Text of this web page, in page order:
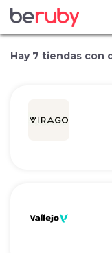
Hay 7 tiendas con